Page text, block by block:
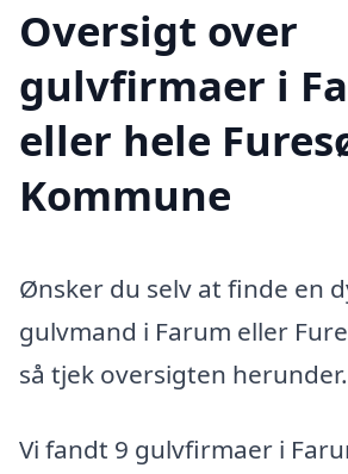
Oversigt over
gulvfirmaer i
eller hele
Kommune
Ønsker du selv at finde en
gulvmand i Farum eller
så tjek oversigten herunder.
Vi fandt 9 gulvfirmaer i